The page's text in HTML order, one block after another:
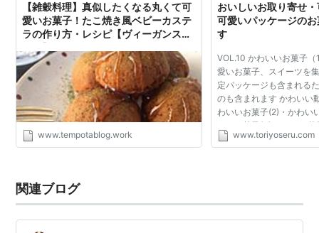
【雑穀料理】真似したくなる丸くて可
愛いお菓子！たこ焼き風ベビーカステ
ラの作り方・レシピ【ヴィーガンスイ
www.tempotablog.work
おいしいお取り寄せ
可愛いパッケージの
す
VOL.10 かわいいお菓子
愛いお菓子、スイーツを
定パッケージも含まれる
のも含まれます かわいい
わいいお菓子(2)・かわい
いいお菓子(4) かわいい
ション 新潟県にあるマツ
www.toriyoseru.com
関連ブログ